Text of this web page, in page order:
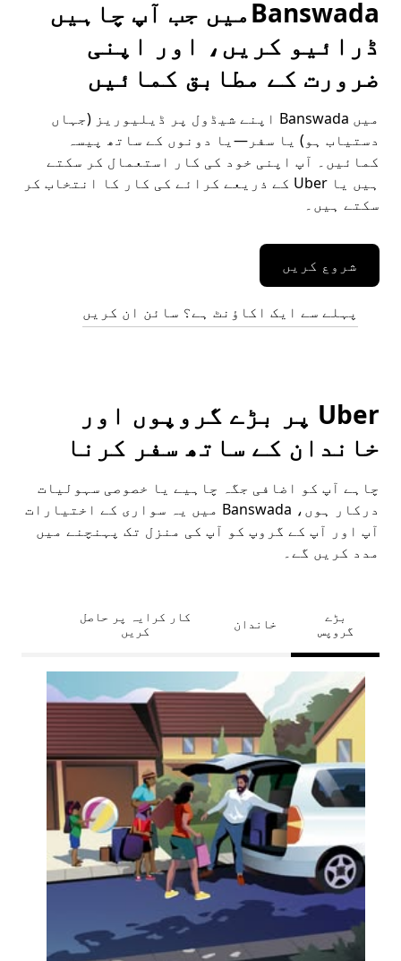
Banswadaمیں جب آپ چاہیں
ڈرائیو کریں، اور اپنی
ضرورت کے مطابق کمائیں
میں Banswada اپنے شیڈول پر ڈیلیوریز (جہاں
دستیاب ہو) یا سفر—یا دونوں کے ساتھ پیسہ
کمائیں۔ آپ اپنی خود کی کار استعمال کر سکتے
ہیں یا Uber کے ذریعے کرائے کی کار کا انتخاب کر
سکتے ہیں۔
شروع کریں
پہلے سے ایک اکاؤنٹ ہے؟ سائن ان کریں
Uber پر بڑے گروپوں اور
خاندان کے ساتھ سفر کرنا
چاہے آپ کو اضافی جگہ چاہیے یا خصوصی سہولیات
درکار ہوں، Banswada میں یہ سواری کے اختیارات
آپ اور آپ کے گروپ کو آپ کی منزل تک پہنچنے میں
مدد کریں گے۔
بڑے
گروپس
خاندان
کار کرایہ پر حاصل
کریں